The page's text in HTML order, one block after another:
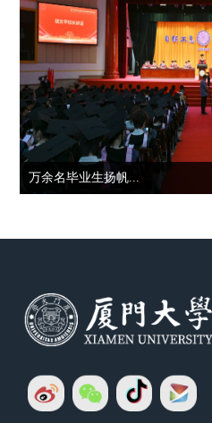
万余名毕业生扬帆...